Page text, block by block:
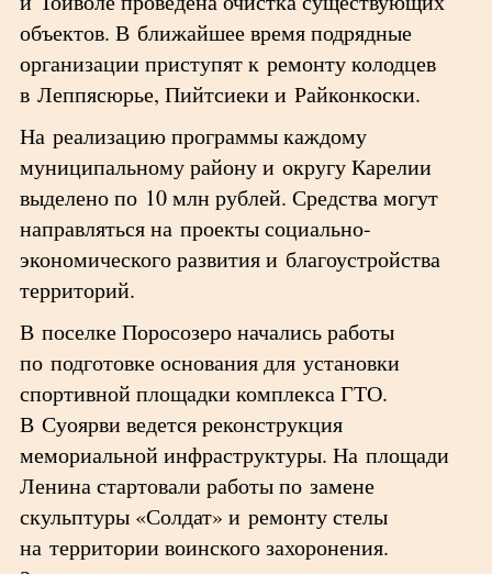
объектов. В ближайшее время подрядные
организации приступят к ремонту колодцев
в Леппясюрье, Пийтсиеки и Райконкоски.
На реализацию программы каждому
муниципальному району и округу Карелии
выделено по 10 млн рублей. Средства могут
направляться на проекты социально-
экономического развития и благоустройства
территорий.
В поселке Поросозеро начались работы
по подготовке основания для установки
спортивной площадки комплекса ГТО.
В Суоярви ведется реконструкция
мемориальной инфраструктуры. На площади
Ленина стартовали работы по замене
скульптуры «Солдат» и ремонту стелы
на территории воинского захоронения.